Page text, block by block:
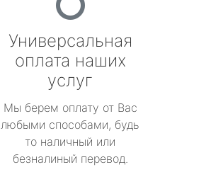
Универсальная
оплата наших
услуг
Мы берем оплату от Вас
любыми способами, будь
то наличный или
безналиный перевод.